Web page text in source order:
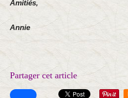
Amitiés,
Annie
Partager cet article